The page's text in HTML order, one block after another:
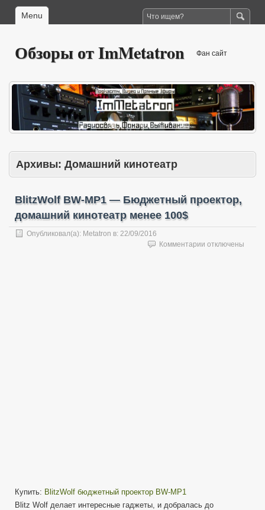
Menu
Обзоры от ImMetatron Фан сайт
Архивы: Домашний кинотеатр
BlitzWolf BW-MP1 — Бюджетный проектор,
домашний кинотеатр менее 100$
Опубликовал(а): Metatron в: 22/09/2016
Комментарии котключены
Купить: BlitzWolf бюджетный проектор BW-MP1
Blitz Wolf делает интересные гаджеты, и добралась до